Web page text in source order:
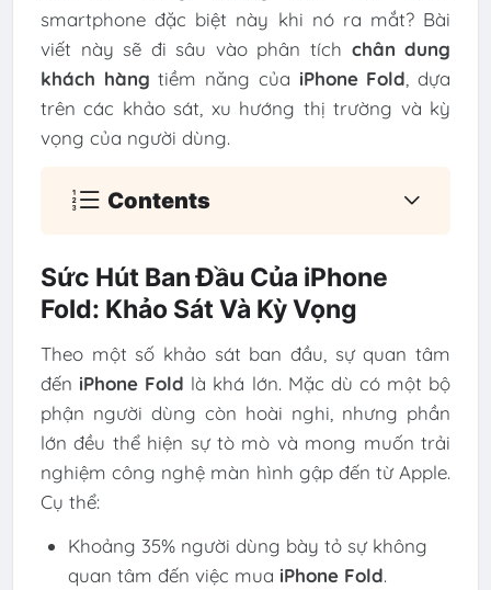
smartphone đặc biệt này khi nó ra mắt? Bài
viết này sẽ đi sâu vào phân tích chân dung
khách hàng tiềm năng của iPhone Fold, dựa
trên các khảo sát, xu hướng thị trường và kỳ
vọng của người dùng.
Contents
Sức Hút Ban Đầu Của iPhone
Fold: Khảo Sát Và Kỳ Vọng
Theo một số khảo sát ban đầu, sự quan tâm
đến iPhone Fold là khá lớn. Mặc dù có một bộ
phận người dùng còn hoài nghi, nhưng phần
lớn đều thể hiện sự tò mò và mong muốn trải
nghiệm công nghệ màn hình gập đến từ Apple.
Cụ thể:
Khoảng 35% người dùng bày tỏ sự không
quan tâm đến việc mua iPhone Fold.